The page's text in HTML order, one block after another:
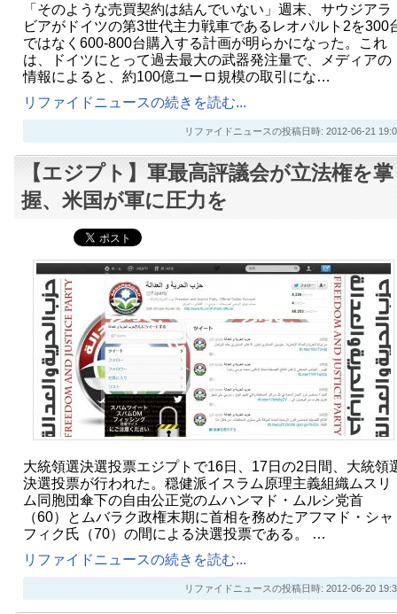
「そのような売買契約は結んでいない」週末、サウジアラ
ビアがドイツの第3世代主力戦車であるレオパルト2を300
ではなく600-800台購入する計画が明らかになった。これ
は、ドイツにとって過去最大の武器発注量で、メディアの
情報によると、約100億ユーロ規模の取引にな…
リファイドニュースの続きを読む...
リファイドニュースの投稿日時: 2012-06-21
【エジプト】軍最高評議会が立法権を掌
握、米国が軍に圧力を
大統領選決選投票エジプトで16日、17日の2日間、大統領
決選投票が行われた。穏健派イスラム原理主義組織ムスリ
ム同胞団傘下の自由公正党のムハンマド・ムルシ党首
（60）とムバラク政権末期に首相を務めたアフマド・シャ
フィク氏（70）の間による決選投票である。 …
リファイドニュースの続きを読む...
リファイドニュースの投稿日時: 2012-06-20